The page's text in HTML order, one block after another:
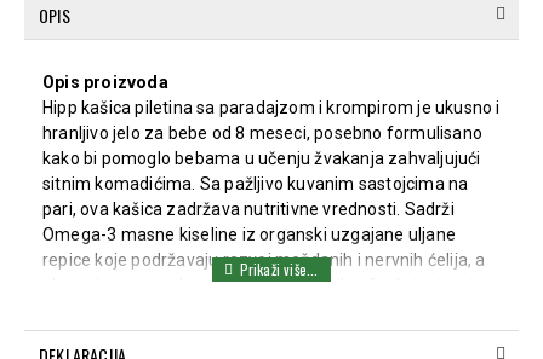
OPIS
Opis proizvoda
Hipp kašica piletina sa paradajzom i krompirom je ukusno i
hranljivo jelo za bebe od 8 meseci, posebno formulisano
kako bi pomoglo bebama u učenju žvakanja zahvaljujući
sitnim komadićima. Sa pažljivo kuvanim sastojcima na
pari, ova kašica zadržava nutritivne vrednosti. Sadrži
Omega-3 masne kiseline iz organski uzgajane uljane
repice koje podržavaju razvoj moždanih i nervnih ćelija, a
obogaćena je i jodom, važnim za pravilno funkcionisanje
konzervansa i veštačkih boja.